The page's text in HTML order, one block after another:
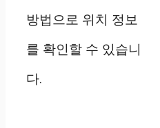
방법으로 위치 정보
를 확인할 수 있습니
다.